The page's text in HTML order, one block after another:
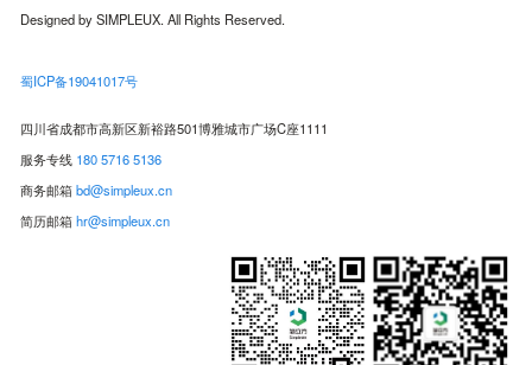
Designed by SIMPLEUX. All Rights Reserved.
蜀ICP备19041017号
四川省成都市高新区新裕路501博雅城市广场C座1111
服务专线 180 5716 5136
商务邮箱bd@simpleux.cn
简历邮箱hr@simpleux.cn